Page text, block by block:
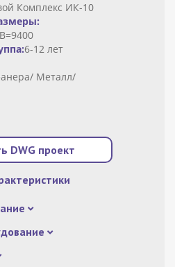
Комплекс ИК-10
6-12 лет
Металл/
DWG проект